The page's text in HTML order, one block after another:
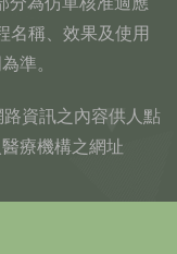
名稱、效果及使用
準。
資訊之內容供人點
療機構之網址